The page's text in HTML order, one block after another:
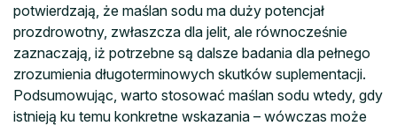
potwierdzają, że maślan sodu ma duży potencjał
prozdrowotny, zwłaszcza dla jelit, ale równocześnie
zaznaczają, iż potrzebne są dalsze badania dla pełnego
zrozumienia długoterminowych skutków suplementacji.
Podsumowując, warto stosować maślan sodu wtedy, gdy
istnieją ku temu konkretne wskazania – wówczas może